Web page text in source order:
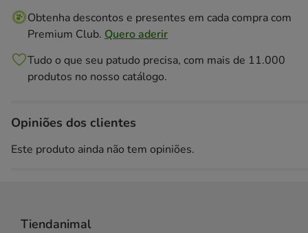
Obtenha descontos e presentes em cada compra com
Premium Club. Quero aderir
Tudo o que seu patudo precisa, com mais de 11.000
produtos no nosso catálogo.
Opiniões dos clientes
Este produto ainda não tem opiniões.
Tiendanimal